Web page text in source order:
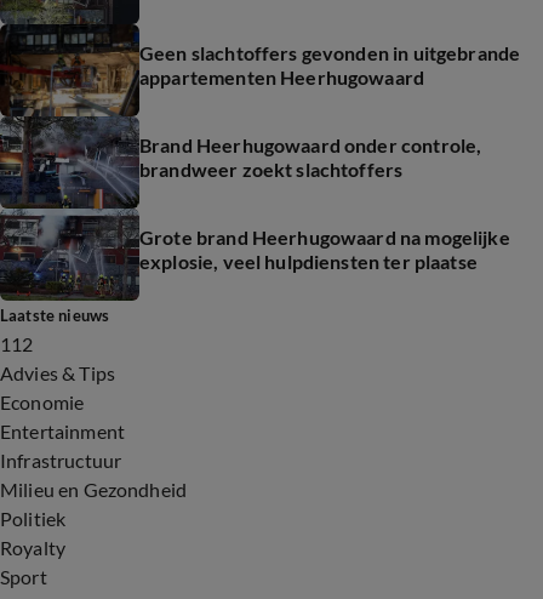
Geen slachtoffers gevonden in uitgebrande
appartementen Heerhugowaard
Brand Heerhugowaard onder controle,
brandweer zoekt slachtoffers
Grote brand Heerhugowaard na mogelijke
explosie, veel hulpdiensten ter plaatse
Laatste nieuws
112
Advies & Tips
Economie
Entertainment
Infrastructuur
Milieu en Gezondheid
Politiek
Royalty
Sport